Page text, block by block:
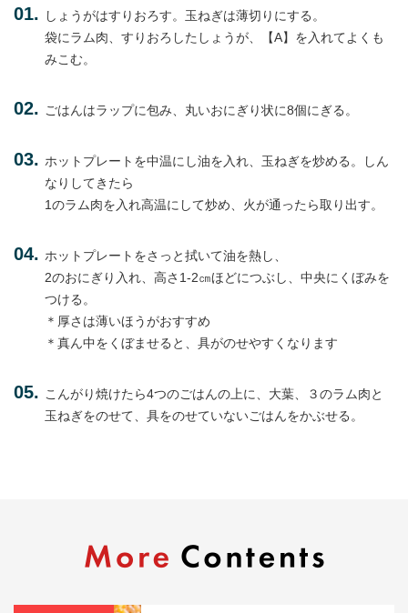
しょうがはすりおろす。玉ねぎは薄切りにする。
袋にラム肉、すりおろしたしょうが、【A】を入れてよくも
みこむ。
ごはんはラップに包み、丸いおにぎり状に8個にぎる。
ホットプレートを中温にし油を入れ、玉ねぎを炒める。しん
なりしてきたら
1のラム肉を入れ高温にして炒め、火が通ったら取り出す。
ホットプレートをさっと拭いて油を熱し、
2のおにぎり入れ、高さ1-2㎝ほどにつぶし、中央にくぼみを
つける。
＊厚さは薄いほうがおすすめ
＊真ん中をくぼませると、具がのせやすくなります
こんがり焼けたら4つのごはんの上に、大葉、３のラム肉と
玉ねぎをのせて、具をのせていないごはんをかぶせる。